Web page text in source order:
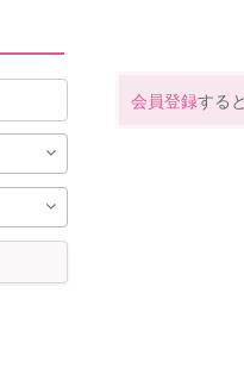
会員登録する